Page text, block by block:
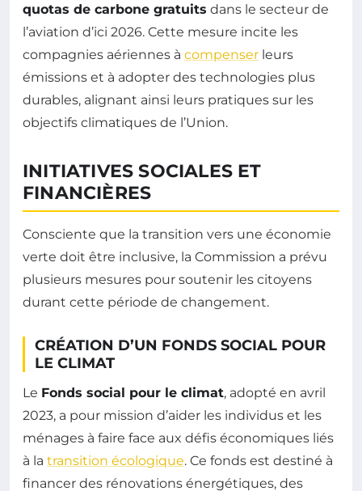
quotas de carbone gratuits dans le secteur de
l’aviation d’ici 2026. Cette mesure incite les
compagnies aériennes à compenser leurs
émissions et à adopter des technologies plus
durables, alignant ainsi leurs pratiques sur les
objectifs climatiques de l’Union.
INITIATIVES SOCIALES ET
FINANCIÈRES
Consciente que la transition vers une économie
verte doit être inclusive, la Commission a prévu
plusieurs mesures pour soutenir les citoyens
durant cette période de changement.
CRÉATION D’UN FONDS SOCIAL POUR
LE CLIMAT
Le Fonds social pour le climat, adopté en avril
2023, a pour mission d’aider les individus et les
ménages à faire face aux défis économiques liés
à la transition écologique. Ce fonds est destiné à
financer des rénovations énergétiques, des